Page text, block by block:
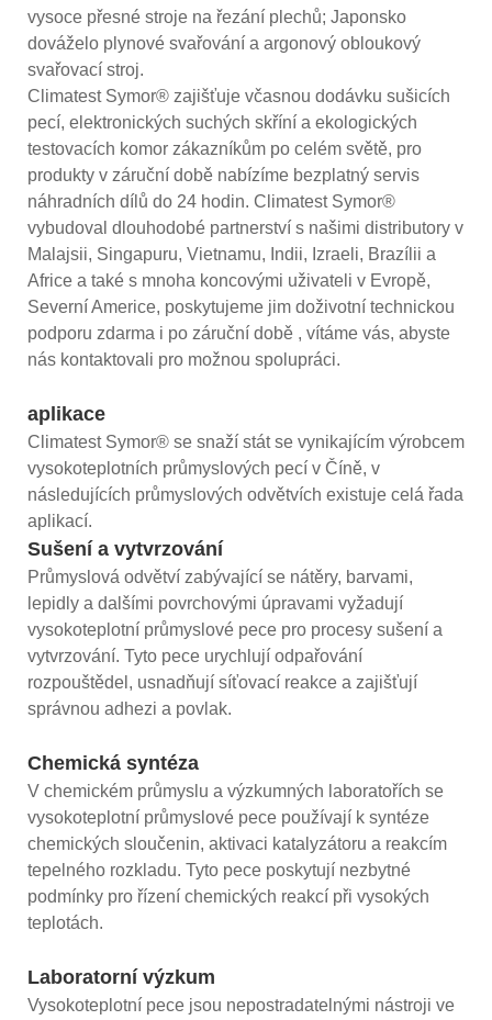
vysoce přesné stroje na řezání plechů; Japonsko
dováželo plynové svařování a argonový obloukový
svařovací stroj.
Climatest Symor® zajišťuje včasnou dodávku sušicích
pecí, elektronických suchých skříní a ekologických
testovacích komor zákazníkům po celém světě, pro
produkty v záruční době nabízíme bezplatný servis
náhradních dílů do 24 hodin. Climatest Symor®
vybudoval dlouhodobé partnerství s našimi distributory v
Malajsii, Singapuru, Vietnamu, Indii, Izraeli, Brazílii a
Africe a také s mnoha koncovými uživateli v Evropě,
Severní Americe, poskytujeme jim doživotní technickou
podporu zdarma i po záruční době , vítáme vás, abyste
nás kontaktovali pro možnou spolupráci.
aplikace
Climatest Symor® se snaží stát se vynikajícím výrobcem
vysokoteplotních průmyslových pecí v Číně, v
následujících průmyslových odvětvích existuje celá řada
aplikací.
Sušení a vytvrzování
Průmyslová odvětví zabývající se nátěry, barvami,
lepidly a dalšími povrchovými úpravami vyžadují
vysokoteplotní průmyslové pece pro procesy sušení a
vytvrzování. Tyto pece urychlují odpařování
rozpouštědel, usnadňují síťovací reakce a zajišťují
správnou adhezi a povlak.
Chemická syntéza
V chemickém průmyslu a výzkumných laboratořích se
vysokoteplotní průmyslové pece používají k syntéze
chemických sloučenin, aktivaci katalyzátoru a reakcím
tepelného rozkladu. Tyto pece poskytují nezbytné
podmínky pro řízení chemických reakcí při vysokých
teplotách.
Laboratorní výzkum
Vysokoteplotní pece jsou nepostradatelnými nástroji ve